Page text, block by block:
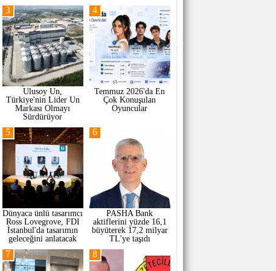
Ulusoy Un,
Türkiye'nin Lider Un
Markası Olmayı
Sürdürüyor
3
Temmuz 2026'da En
Çok Konuşulan
Oyuncular
4
Dünyaca ünlü tasarımcı
Ross Lovegrove, FDI
İstanbul'da tasarımın
geleceğini anlatacak
5
PASHA Bank
aktiflerini yüzde 16,1
büyüterek 17,2 milyar
TL'ye taşıdı
6
7 8